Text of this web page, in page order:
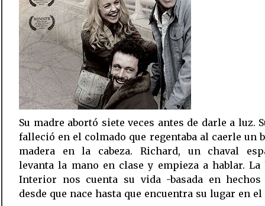
Su madre abortó siete veces antes de darle a luz.
falleció en el colmado que regentaba al caerle un
madera en la cabeza. Richard, un chaval
levanta la mano en clase y empieza a hablar. La
Interior nos cuenta su vida -basada en hechos
desde que nace hasta que encuentra su lugar en